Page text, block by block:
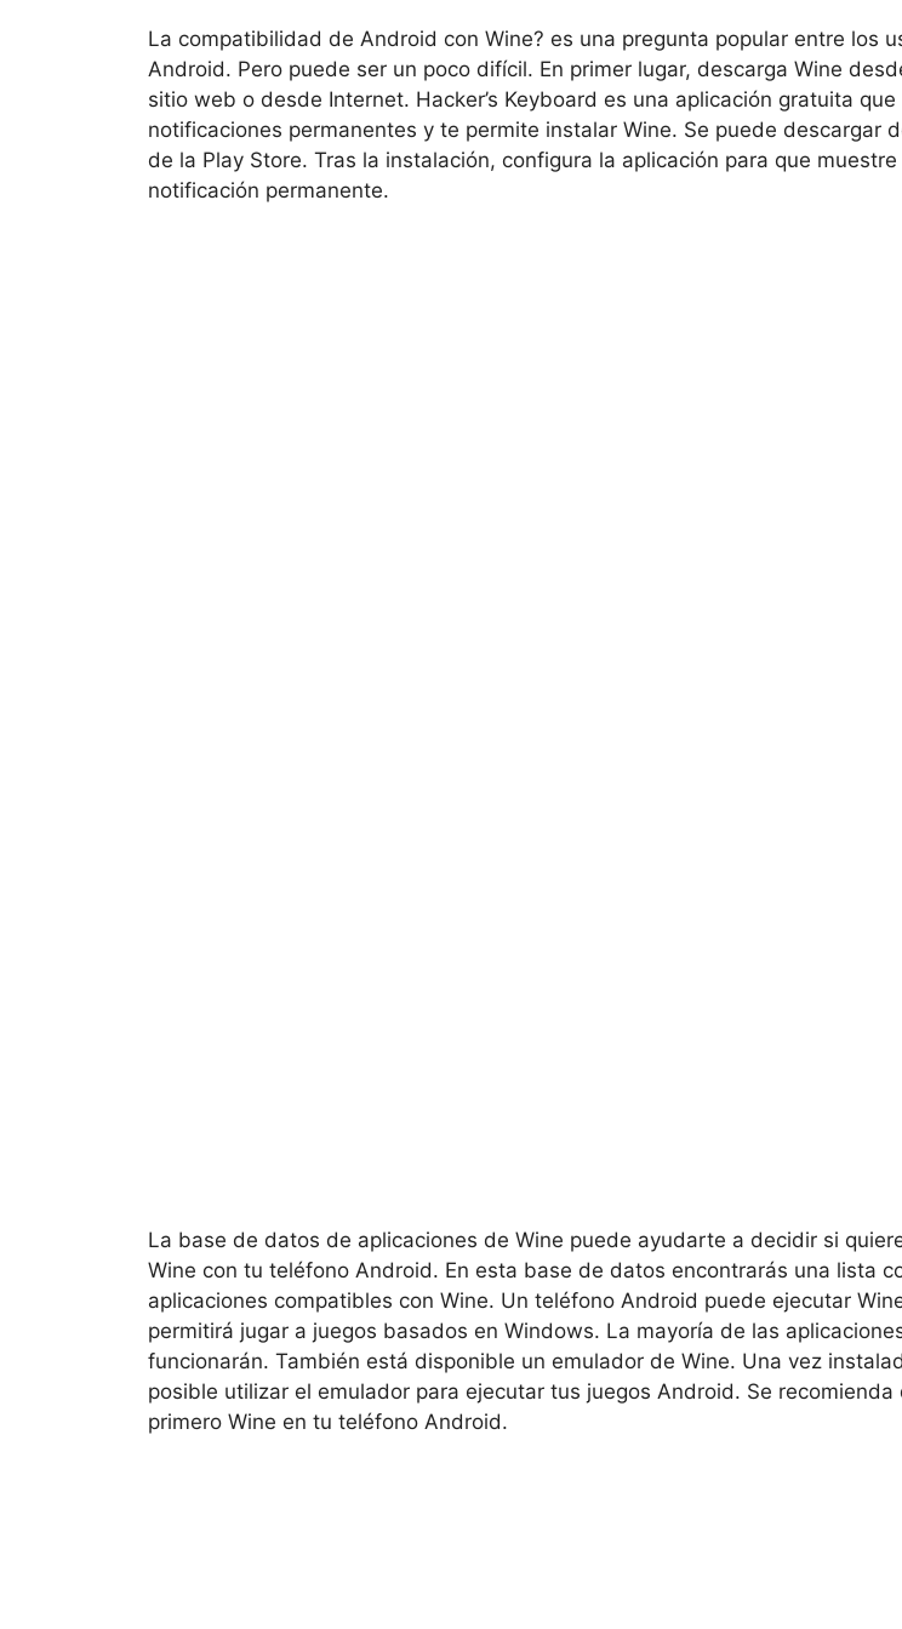
La compatibilidad de Android con Wine? es una pregunta popular entre los
Android. Pero puede ser un poco difícil. En primer lugar, descarga Wine
sitio web o desde Internet. Hacker’s Keyboard es una aplicación gratuita que
notificaciones permanentes y te permite instalar Wine. Se puede descargar
de la Play Store. Tras la instalación, configura la aplicación para que muestre
notificación permanente.
La base de datos de aplicaciones de Wine puede ayudarte a decidir si
Wine con tu teléfono Android. En esta base de datos encontrarás una lista
aplicaciones compatibles con Wine. Un teléfono Android puede ejecutar
permitirá jugar a juegos basados en Windows. La mayoría de las
funcionarán. También está disponible un emulador de Wine. Una vez
posible utilizar el emulador para ejecutar tus juegos Android. Se recomienda
primero Wine en tu teléfono Android.